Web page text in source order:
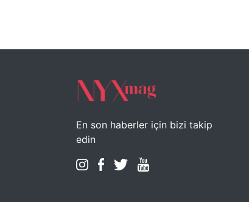
En son haberler için bizi takip
edin